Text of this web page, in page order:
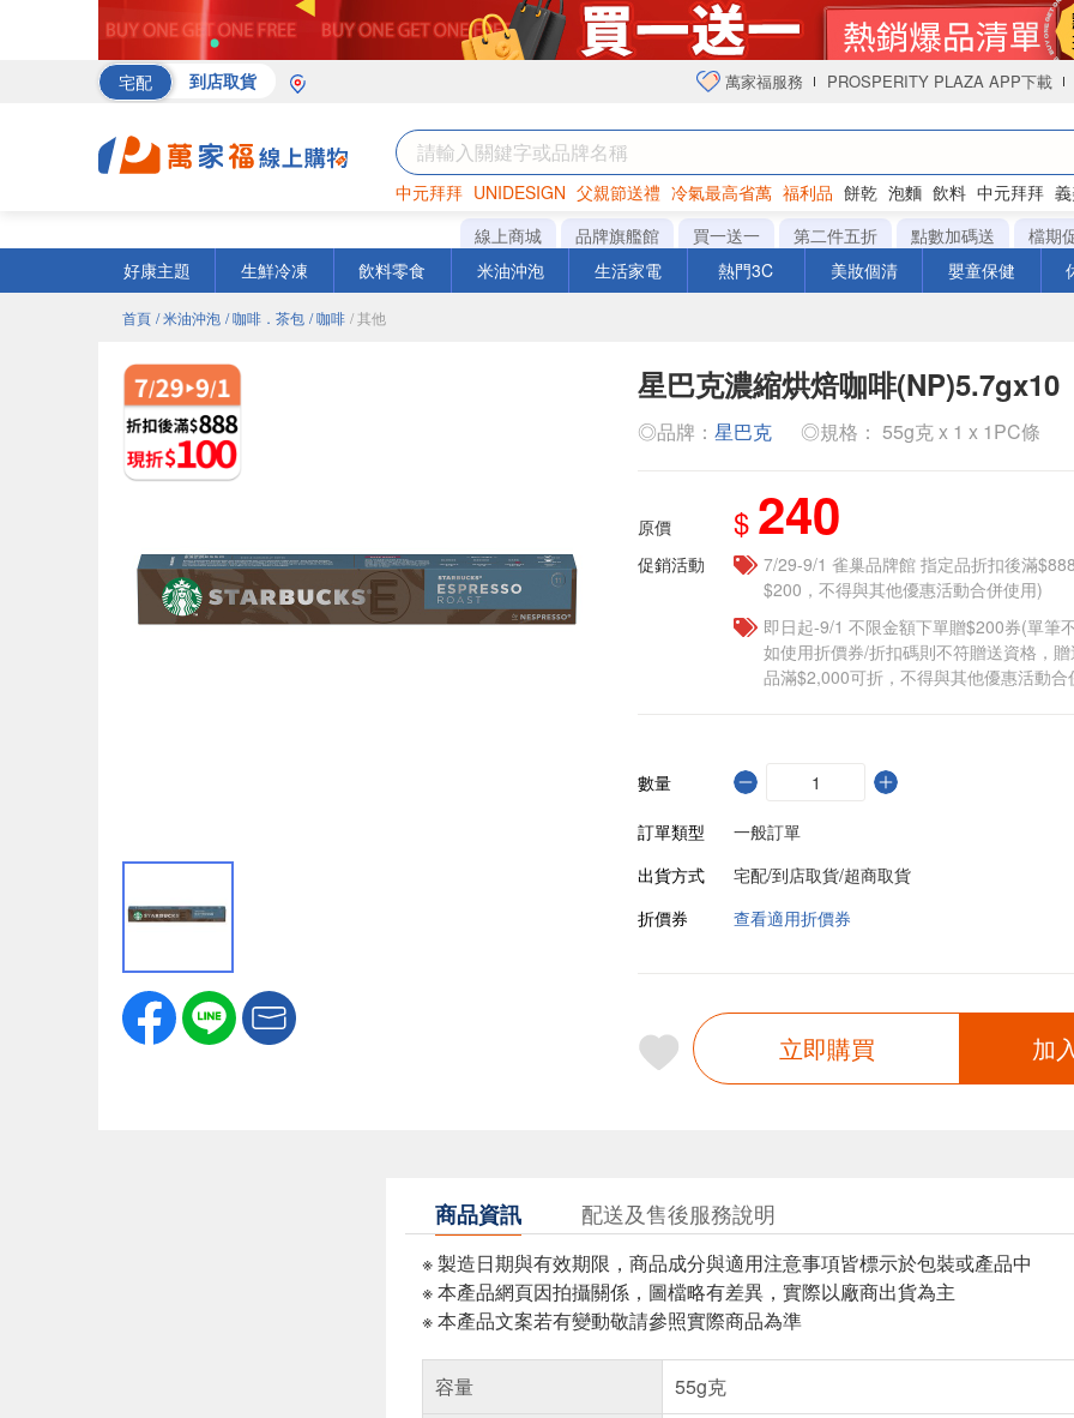
宅配 到店取貨 萬家福服務 PROSPERITY PLAZA APP下載
中元拜拜 UNIDESIGN 父親節送禮 冷氣最高省萬 福利品 餅乾 泡麵 飲料 中元拜拜
巧克力 罐頭 衛生紙
線上商城 品牌旗艦館 買一送一 第二件五折 點數加碼送
檔期
好康主題
生鮮冷凍 飲料零食 米油沖泡 生活家電 熱門3C 美妝個清 嬰童保健
首頁 / 米油沖泡 / 咖啡．茶包 / 咖啡 / 其他
星巴克濃縮烘焙咖啡(NP)5.7gx10
◎品牌： 星巴克 ◎規格： 55g克 x 1 x 1PC條
原價 $ 240
促銷活動
7/29-9/1 雀巢品牌館 指定品折扣後滿
$200，不得與其他優惠活動合併使用)
即日起-9/1 不限金額下單贈$200券(單筆
如使用折價券/折扣碼則不符贈送資格，
品滿$2,000可折，不得與其他優惠活動合
數量
訂單類型
一般訂單
出貨方式
宅配/到店取貨/超商取貨
折價券
查看適用折價券
立即購買 加
商品資訊 配送及售後服務說明
※ 製造日期與有效期限，商品成分與適用注意事項皆標示於包裝或產品中
※ 本產品網頁因拍攝關係，圖檔略有差異，實際以廠商出貨為主
※ 本產品文案若有變動敬請參照實際商品為準
容量
55g克